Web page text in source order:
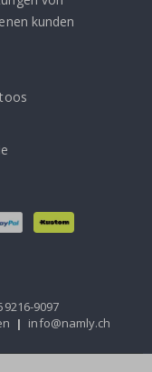
kunden
9097
| info@namly.ch